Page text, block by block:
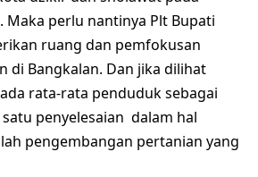
Maka perlu nantinya Plt Bupati
ruang dan pemfokusan
di Bangkalan. Dan jika dilihat
rata-rata penduduk sebagai
penyelesaian dalam hal
pengembangan pertanian yang